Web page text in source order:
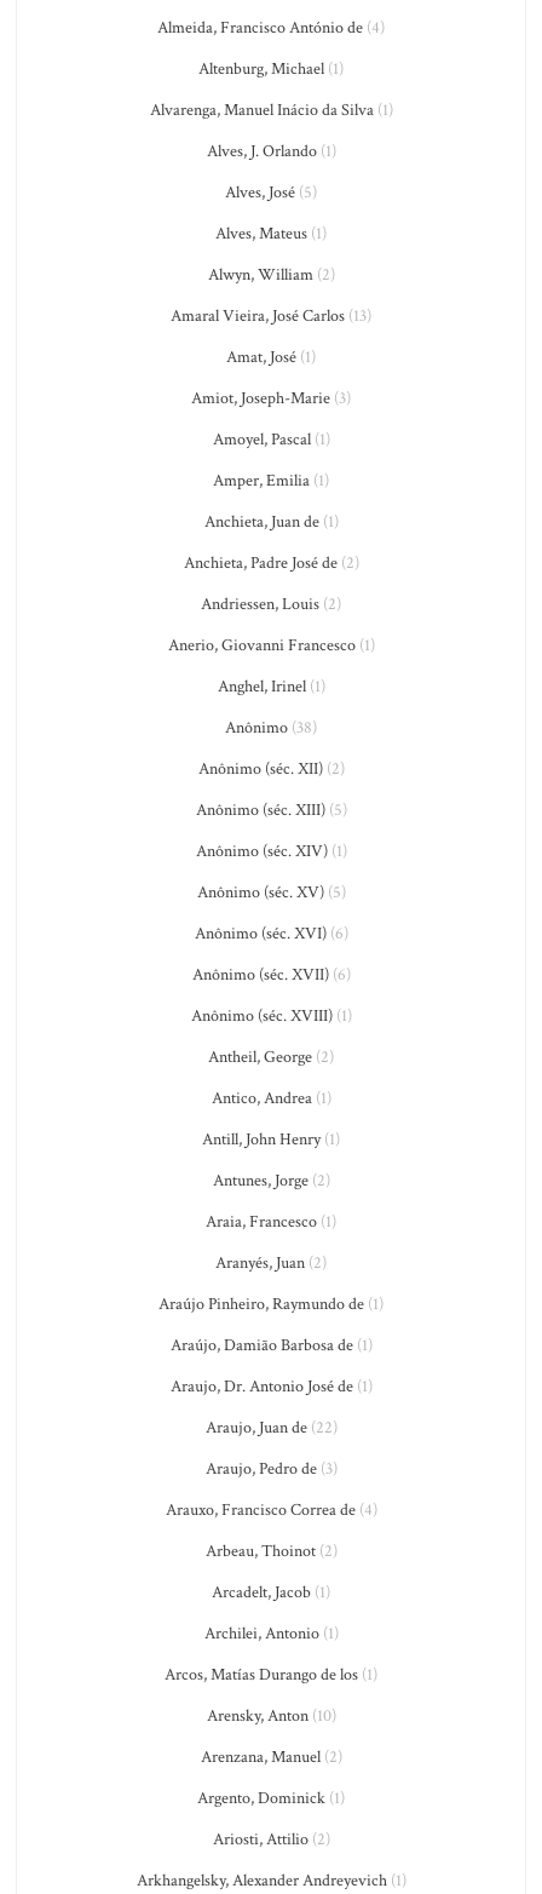
Almeida, Francisco António de (4)
Altenburg, Michael (1)
Alvarenga, Manuel Inácio da Silva(1)
Alves, J. Orlando(1)
Alves, José (5)
Alves, Mateus (1)
Alwyn, William(2)
Amaral Vieira, José Carlos (13)
Amat, José (1)
Amiot, Joseph-Marie (3)
Amoyel, Pascal(1)
Amper, Emilia (1)
Anchieta, Juan de(1)
Anchieta, Padre José de(2)
Andriessen, Louis (2)
Anerio, Giovanni Francesco(1)
Anghel, Irinel(1)
Anônimo (38)
Anônimo (séc. XII)(2)
Anônimo (séc. XIII)(5)
Anônimo (séc. XIV)(1)
Anônimo (séc. XV)(5)
Anônimo (séc. XVI)(6)
Anônimo (séc. XVII)(6)
Anônimo (séc. XVIII)(1)
Antheil, George (2)
Antico, Andrea(1)
Antill, John Henry(1)
Antunes, Jorge(2)
Araia, Francesco (1)
Aranyés, Juan (2)
Araújo Pinheiro, Raymundo de (1)
Araújo, Damião Barbosa de(1)
Araujo, Dr. Antonio José de(1)
Araujo, Juan de(22)
Araujo, Pedro de(3)
Arauxo, Francisco Correa de(4)
Arbeau, Thoinot(2)
Arcadelt, Jacob (1)
Archilei, Antonio(1)
Arcos, Matías Durango de los (1)
Arensky, Anton(10)
Arenzana, Manuel(2)
Argento, Dominick (1)
Ariosti, Attilio(2)
Arkhangelsky, Alexander Andreyevich(1)